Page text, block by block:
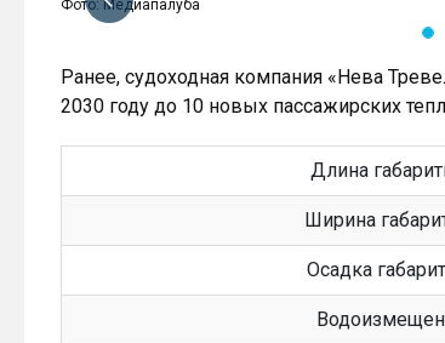
Фото: Медиапалуба
Ранее, судоходная компания «Нева
2030 году до 10 новых пассажирских
Длина
Ширина
Осадка